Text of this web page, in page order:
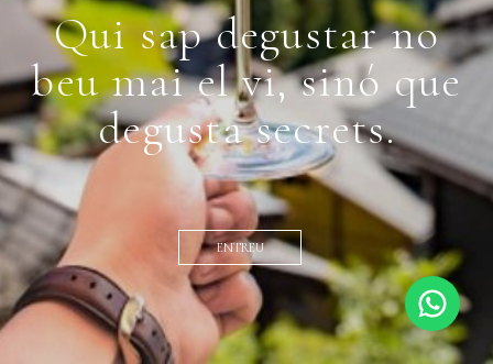
Qui sap degustar no
beu mai el vi, sinó que
degusta secrets.
ENTREU